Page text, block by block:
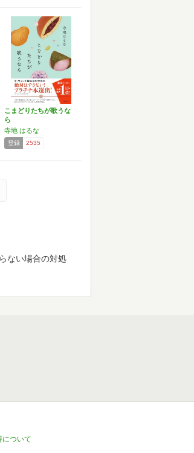
こまどりたちが歌うな
ら
寺地 はるな
登録 2535
ない場合の対処
について